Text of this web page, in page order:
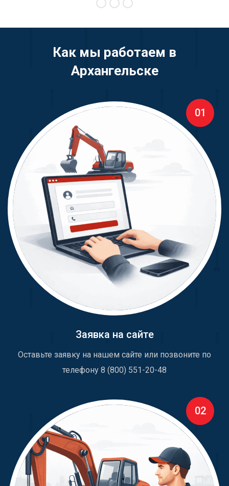
Как мы работаем в
Архангельске
01
Заявка на сайте
Оставьте заявку на нашем сайте или позвоните по
телефону 8 (800) 551-20-48
02